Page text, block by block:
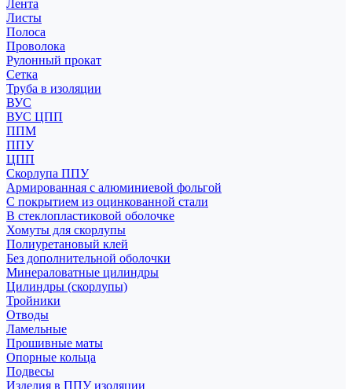
Лента
Листы
Полоса
Проволока
Рулонный прокат
Сетка
Труба в изоляции
ВУС
ВУС ЦПП
ППМ
ППУ
ЦПП
Скорлупа ППУ
Армированная с алюминиевой фольгой
С покрытием из оцинкованной стали
В стеклопластиковой оболочке
Хомуты для скорлупы
Полиуретановый клей
Без дополнительной оболочки
Минераловатные цилиндры
Цилиндры (скорлупы)
Тройники
Отводы
Ламельные
Прошивные маты
Опорные кольца
Подвесы
Изделия в ППУ изоляции